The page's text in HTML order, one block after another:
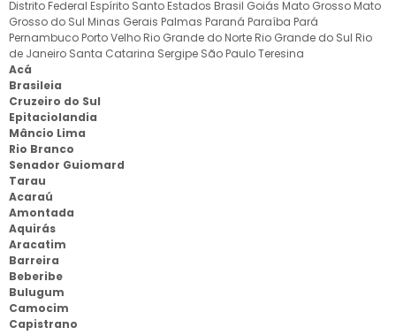
Distrito Federal Espírito Santo Estados Brasil Goiás Mato Grosso Mato
Grosso do Sul Minas Gerais Palmas Paraná Paraíba Pará
Pernambuco Porto Velho Rio Grande do Norte Rio Grande do Sul Rio
de Janeiro Santa Catarina Sergipe São PauloTeresina
Acá
Brasileia
Cruzeiro do Sul
Epitaciolandia
Mâncio Lima
Rio Branco
Senador Guiomard
Tarau
Acaraú
Amontada
Aquirás
Aracatim
Barreira
Beberibe
Bulugum
Camocim
Capistrano